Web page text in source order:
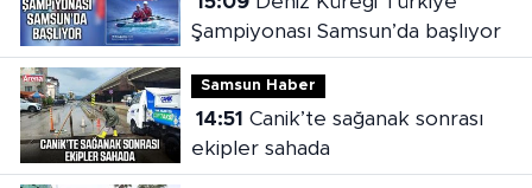
Şampiyonası Samsun’da başlıyor
Samsun Haber
14:51
ekipler sahada